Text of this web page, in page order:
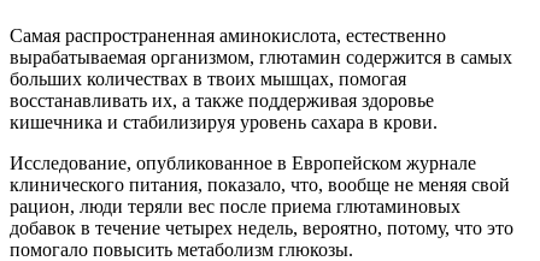
Самая распространенная аминокислота, естественно
вырабатываемая организмом, глютамин содержится в самых
больших количествах в твоих мышцах, помогая
восстанавливать их, а также поддерживая здоровье
кишечника и стабилизируя уровень сахара в крови.
Исследование, опубликованное в Европейском журнале
клинического питания, показало, что, вообще не меняя свой
рацион, люди теряли вес после приема глютаминовых
добавок в течение четырех недель, вероятно, потому, что это
помогало повысить метаболизм глюкозы.